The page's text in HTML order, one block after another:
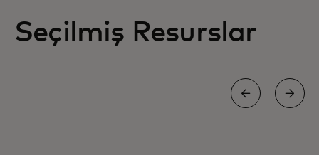
Seçilmiş Resurslar